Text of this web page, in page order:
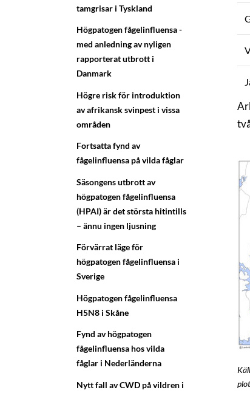
tamgrisar i Tyskland
Högpatogen fågelinfluensa -
med anledning av nyligen
rapporterat utbrott i
Danmark
Högre risk för introduktion
av afrikansk svinpest i vissa
områden
Fortsatta fynd av
fågelinfluensa på vilda fåglar
Säsongens utbrott av
högpatogen fågelinfluensa
(HPAI) är det största hitintills
– ännu ingen ljusning
Förvärrat läge för
högpatogen fågelinfluensa i
Sverige
Högpatogen fågelinfluensa
H5N8 i Skåne
Fynd av högpatogen
fågelinfluensa hos vilda
fåglar i Nederländerna
Nytt fall av CWD på vildren i